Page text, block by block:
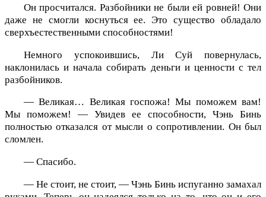
Он просчитался. Разбойники не были ей ровней! Они
даже не смогли коснуться ее. Это существо обладало
сверхъестественными способностями!
Немного успокоившись, Ли Суй повернулась,
наклонилась и начала собирать деньги и ценности с тел
разбойников.
— Великая… Великая госпожа! Мы поможем вам!
Мы поможем! — Увидев ее способности, Чэнь Бинь
полностью отказался от мысли о сопротивлении. Он был
сломлен.
— Спасибо.
— Не стоит, не стоит, — Чэнь Бинь испуганно замахал